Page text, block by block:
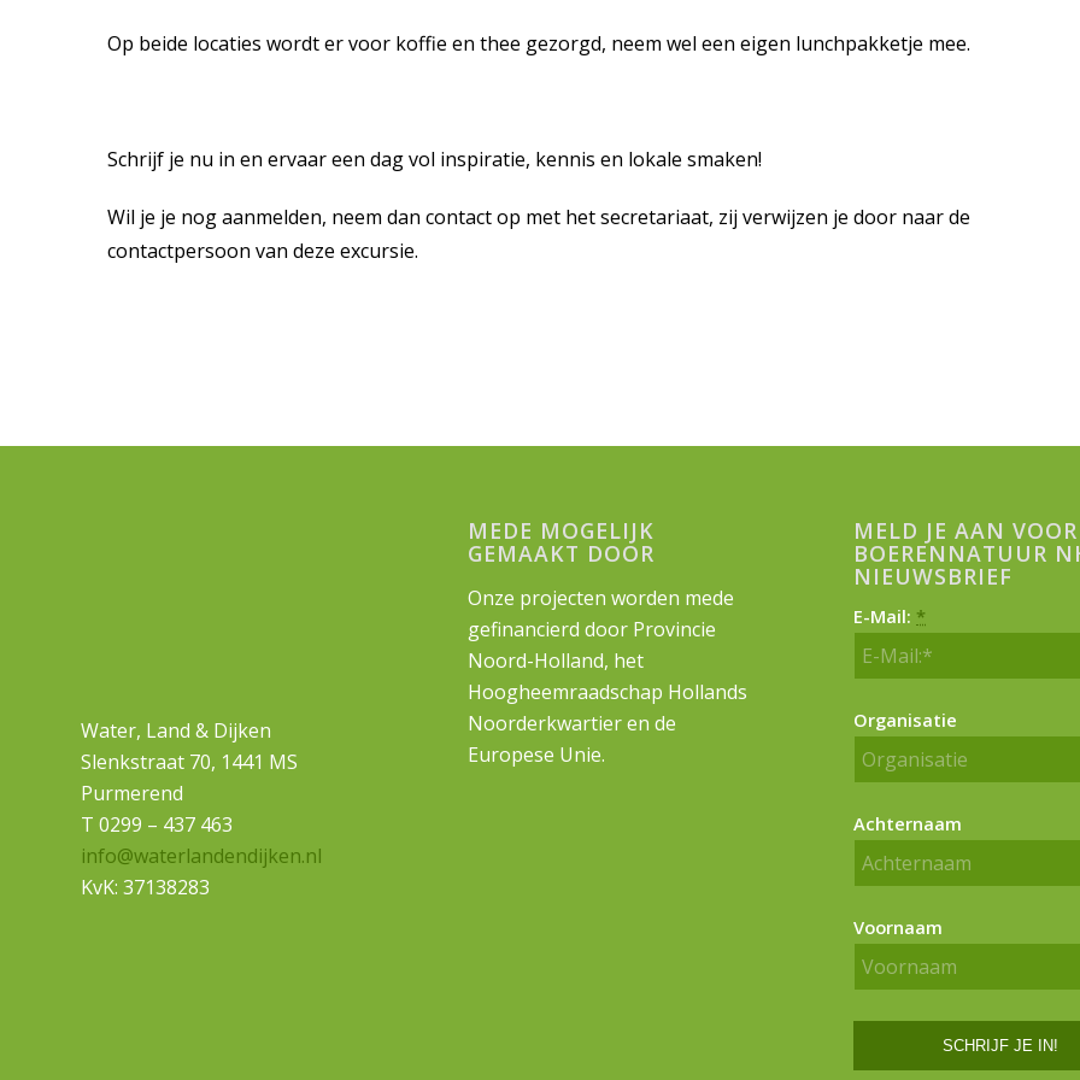
Op beide locaties wordt er voor koffie en thee gezorgd, neem wel een eigen lunchpakketje mee.
Schrijf je nu in en ervaar een dag vol inspiratie, kennis en lokale smaken!
Wil je je nog aanmelden, neem dan contact op met het secretariaat, zij verwijzen je door naar de
contactpersoon van deze excursie.
Water, Land & Dijken
Slenkstraat 70, 1441 MS
Purmerend
T 0299 – 437 463
info@waterlandendijken.nl
KvK: 37138283
MEDE MOGELIJK
GEMAAKT DOOR
Onze projecten worden mede
gefinancierd door Provincie
Noord-Holland, het
Hoogheemraadschap Hollands
Noorderkwartier en de
Europese Unie.
MELD JE AAN
BOERENNATUUR
NIEUWSBRIEF
E-Mail: *
Organisatie
Achternaam
Voornaam